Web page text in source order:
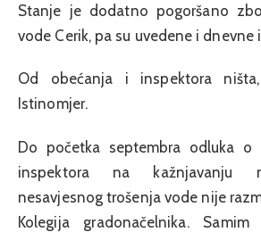
Stanje je dodatno pogoršano
vode Cerik, pa su uvedene i dnevne
Od obećanja i inspektora
Istinomjer.
Do početka septembra odluka o
inspektora na kažnjavanju
nesavjesnog trošenja vode nije
Kolegija gradonačelnika.